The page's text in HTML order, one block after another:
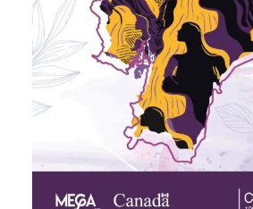
Belt
¡OFERTA!
$ 65.00 $ 55.00
Añadir al carrito